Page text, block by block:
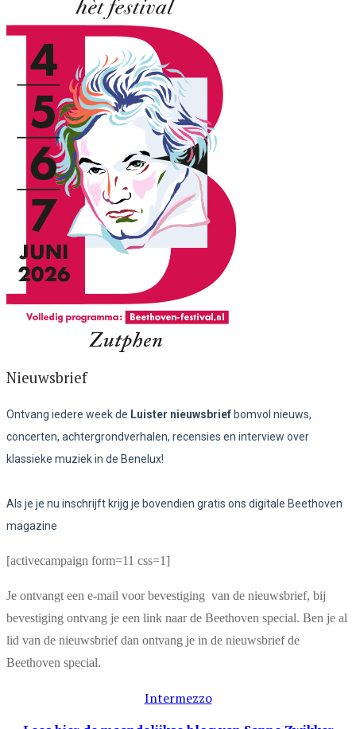
Nieuwsbrief
Ontvang iedere week de Luister nieuwsbrief bomvol nieuws,
concerten, achtergrondverhalen, recensies en interview over
klassieke muziek in de Benelux!
Als je je nu inschrijft krijg je bovendien gratis ons digitale Beethoven
magazine
[activecampaign form=11 css=1]
Je ontvangt een e-mail voor bevestiging van de nieuwsbrief, bij
bevestiging ontvang je een link naar de Beethoven special. Ben je al
lid van de nieuwsbrief dan ontvang je in de nieuwsbrief de
Beethoven special.
Intermezzo